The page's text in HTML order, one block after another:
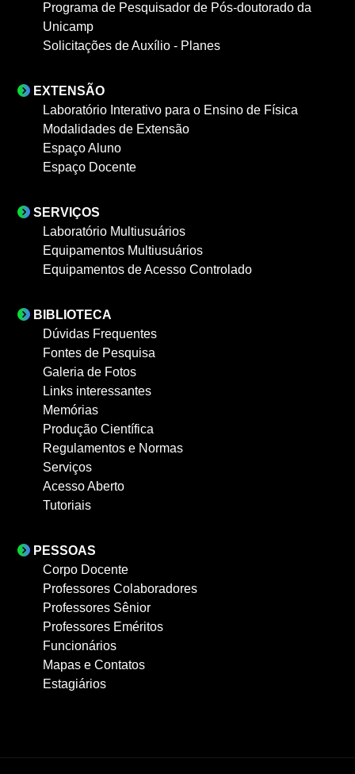
Programa de Pesquisador de Pós-doutorado da
Unicamp
Solicitações de Auxílio - Planes
EXTENSÃO
Laboratório Interativo para o Ensino de Física
Modalidades de Extensão
Espaço Aluno
Espaço Docente
SERVIÇOS
Laboratório Multiusuários
Equipamentos Multiusuários
Equipamentos de Acesso Controlado
BIBLIOTECA
Dúvidas Frequentes
Fontes de Pesquisa
Galeria de Fotos
Links interessantes
Memórias
Produção Científica
Regulamentos e Normas
Serviços
Acesso Aberto
Tutoriais
PESSOAS
Corpo Docente
Professores Colaboradores
Professores Sênior
Professores Eméritos
Funcionários
Mapas e Contatos
Estagiários